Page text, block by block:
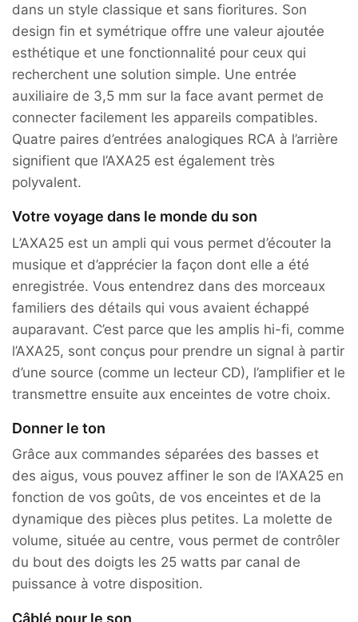
dans un style classique et sans fioritures. Son
design fin et symétrique offre une valeur ajoutée
esthétique et une fonctionnalité pour ceux qui
recherchent une solution simple. Une entrée
auxiliaire de 3,5 mm sur la face avant permet de
connecter facilement les appareils compatibles.
Quatre paires d’entrées analogiques RCA à l’arrière
signifient que l’AXA25 est également très
polyvalent.
Votre voyage dans le monde du son
L’AXA25 est un ampli qui vous permet d’écouter la
musique et d’apprécier la façon dont elle a été
enregistrée. Vous entendrez dans des morceaux
familiers des détails qui vous avaient échappé
auparavant. C’est parce que les amplis hi-fi, comme
l’AXA25, sont conçus pour prendre un signal à partir
d’une source (comme un lecteur CD), l’amplifier et le
transmettre ensuite aux enceintes de votre choix.
Donner le ton
Grâce aux commandes séparées des basses et
des aigus, vous pouvez affiner le son de l’AXA25 en
fonction de vos goûts, de vos enceintes et de la
dynamique des pièces plus petites. La molette de
volume, située au centre, vous permet de contrôler
du bout des doigts les 25 watts par canal de
puissance à votre disposition.
Câblé pour le son